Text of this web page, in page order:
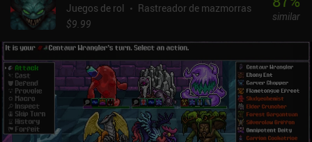
Juegos de rol
Rastreador de mazmorras
$9.99
similar